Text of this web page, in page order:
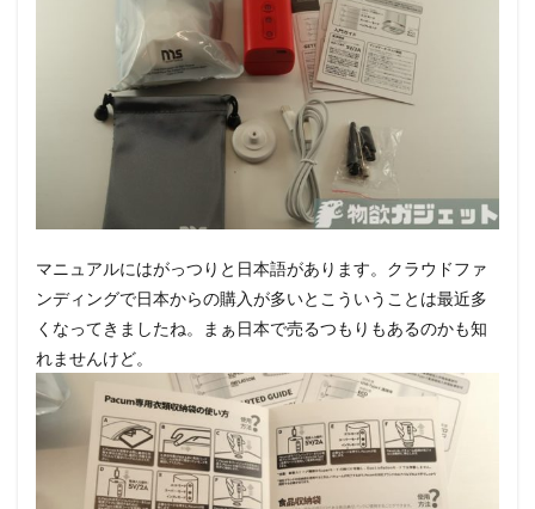
マニュアルにはがっつりと日本語があります。クラウドファ
ンディングで日本からの購入が多いとこういうことは最近多
くなってきましたね。まぁ日本で売るつもりもあるのかも知
れませんけど。